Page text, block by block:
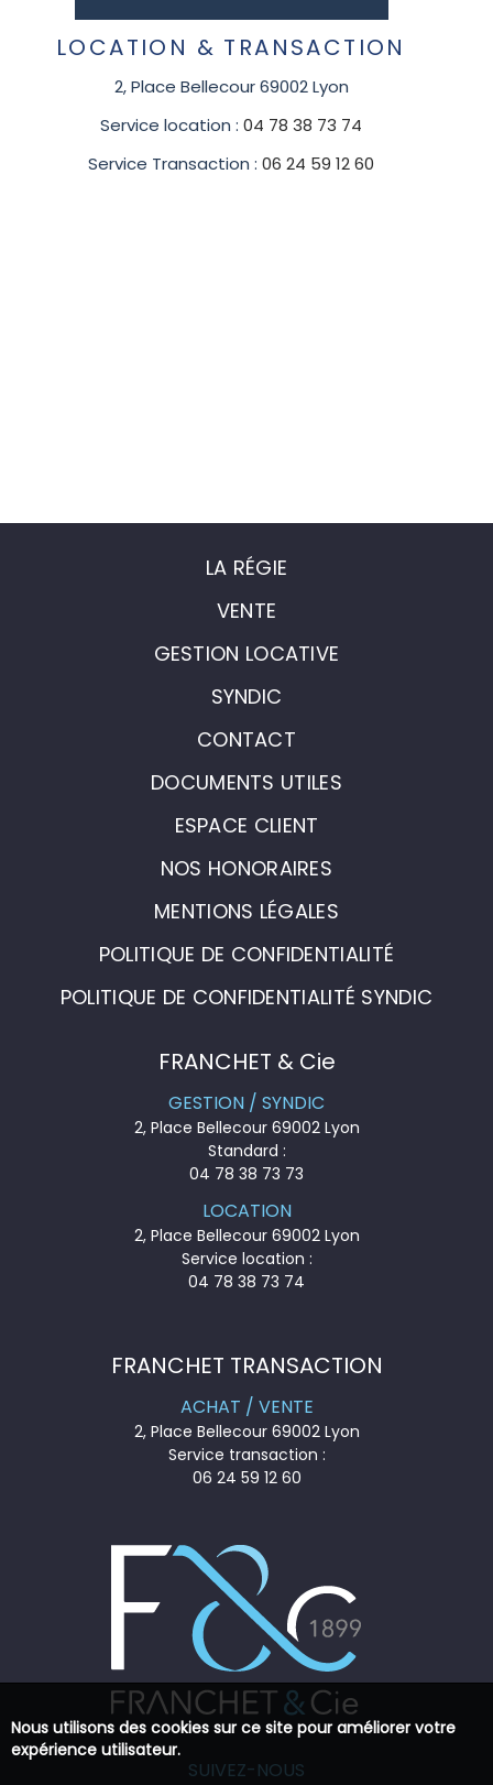
LOCATION & TRANSACTION
2, Place Bellecour 69002 Lyon
Service location : 04 78 38 73 74
Service Transaction : 06 24 59 12 60
LA RÉGIE
VENTE
GESTION LOCATIVE
SYNDIC
CONTACT
DOCUMENTS UTILES
ESPACE CLIENT
NOS HONORAIRES
MENTIONS LÉGALES
POLITIQUE DE CONFIDENTIALITÉ
POLITIQUE DE CONFIDENTIALITÉ SYNDIC
FRANCHET & Cie
GESTION / SYNDIC
2, Place Bellecour 69002 Lyon
Standard :
04 78 38 73 73
LOCATION
2, Place Bellecour 69002 Lyon
Service location :
04 78 38 73 74
FRANCHET TRANSACTION
ACHAT / VENTE
2, Place Bellecour 69002 Lyon
Service transaction :
06 24 59 12 60
SUIVEZ-NOUS
Nous utilisons des cookies sur ce site pour améliorer votre
expérience utilisateur.